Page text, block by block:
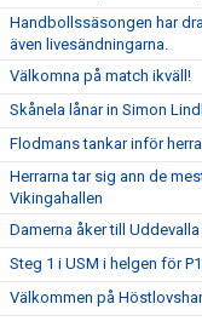
Handbollssäsongen har
även livesändningarna.
Välkomna på match ikväll!
Skånela lånar in Simon
Flodmans tankar inför
Herrarna tar sig ann de
Vikingahallen
Damerna åker till
Steg 1 i USM i helgen för
Välkommen på